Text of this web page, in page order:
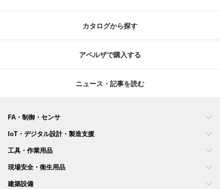
カタログから探す
アペルザで購入する
ニュース・記事を読む
FA・制御・センサ
IoT・デジタル設計・製造支援
工具・作業用品
現場安全・衛生用品
建築設備